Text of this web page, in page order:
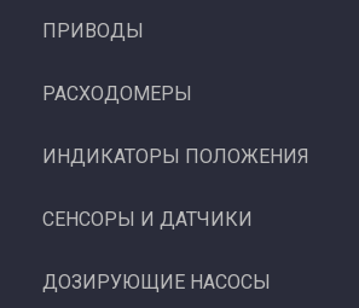
ПРИВОДЫ
РАСХОДОМЕРЫ
ИНДИКАТОРЫ ПОЛОЖЕНИЯ
СЕНСОРЫ И ДАТЧИКИ
ДОЗИРУЮЩИЕ НАСОСЫ